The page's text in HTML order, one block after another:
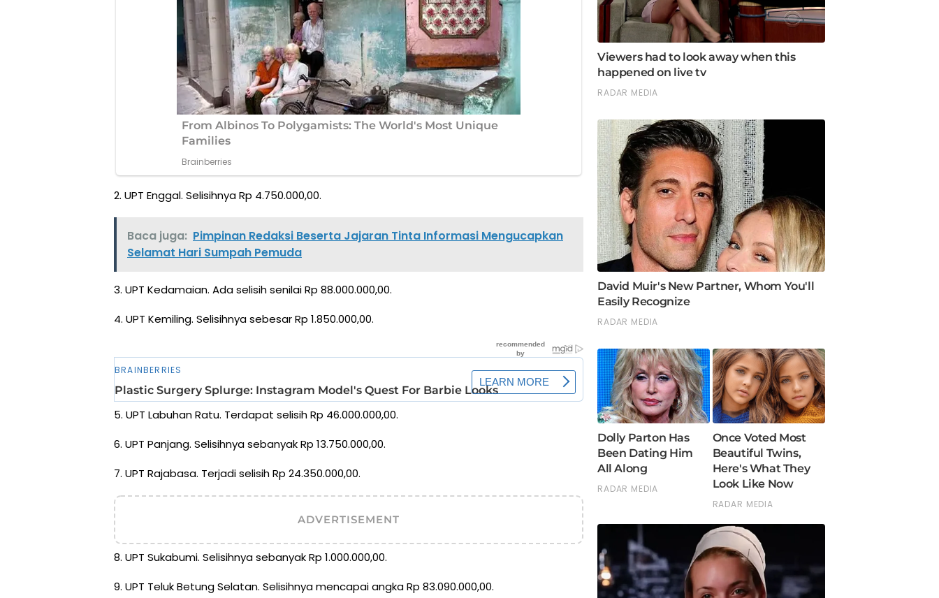
2. UPT Enggal. Selisihnya Rp 4.750.000,00.
Baca juga: Pimpinan Redaksi Beserta Jajaran Tinta Informasi Mengucapkan
Selamat Hari Sumpah Pemuda
3. UPT Kedamaian. Ada selisih senilai Rp 88.000.000,00.
4. UPT Kemiling. Selisihnya sebesar Rp 1.850.000,00.
5. UPT Labuhan Ratu. Terdapat selisih Rp 46.000.000,00.
6. UPT Panjang. Selisihnya sebanyak Rp 13.750.000,00.
7. UPT Rajabasa. Terjadi selisih Rp 24.350.000,00.
ADVERTISEMENT
8. UPT Sukabumi. Selisihnya sebanyak Rp 1.000.000,00.
9. UPT Teluk Betung Selatan. Selisihnya mencapai angka Rp 83.090.000,00.